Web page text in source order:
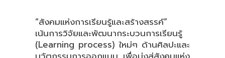
“สังคมแห่งการเรียนรู้และสร้างสรรค์”
เน้นการวิจัยและพัฒนากระบวนการเรียนรู้
(Learning process) ใหม่ๆ ด้านศิลปะและ